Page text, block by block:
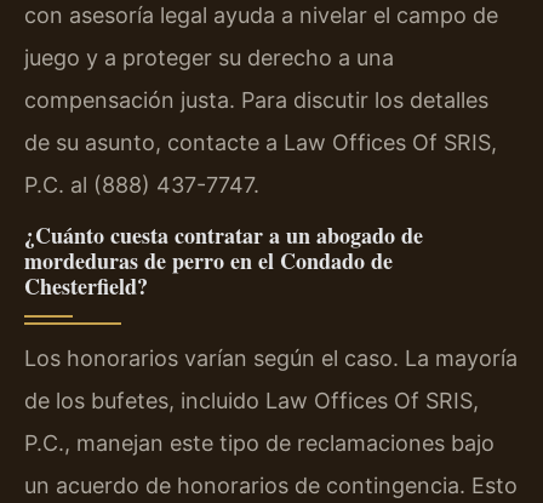
con asesoría legal ayuda a nivelar el campo de
juego y a proteger su derecho a una
compensación justa. Para discutir los detalles
de su asunto, contacte a Law Offices Of SRIS,
P.C. al (888) 437-7747.
¿Cuánto cuesta contratar a un abogado de
mordeduras de perro en el Condado de
Chesterfield?
Los honorarios varían según el caso. La mayoría
de los bufetes, incluido Law Offices Of SRIS,
P.C., manejan este tipo de reclamaciones bajo
un acuerdo de honorarios de contingencia. Esto